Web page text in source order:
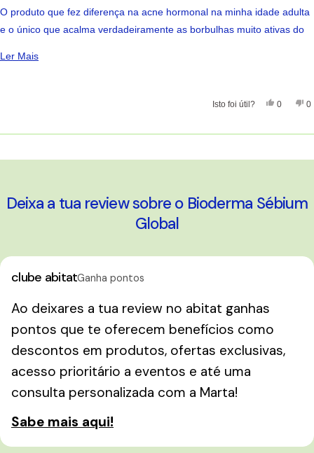
O produto que fez diferença na acne hormonal na minha idade adulta
e o único que acalma verdadeiramente as borbulhas muito ativas do
Ler MaisLer Mais Sobre Esta Avaliação
Isto foi útil? Sim,
0 0
Deixa a tua review sobre o Bioderma Sébium
Global
clube abitatGanha pontos
Ao deixares a tua review no abitat ganhas
pontos que te oferecem benefícios como
descontos em produtos, ofertas exclusivas,
acesso prioritário a eventos e até uma
consulta personalizada com a Marta!
Sabe mais aqui!